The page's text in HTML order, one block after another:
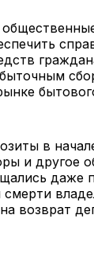
в
и другое
даже
возврат